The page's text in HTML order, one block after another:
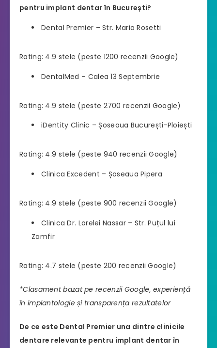
pentru implant dentar în București?
Dental Premier – Str. Maria Rosetti
Rating: 4.9 stele (peste 1200 recenzii Google)
DentalMed – Calea 13 Septembrie
Rating: 4.9 stele (peste 2700 recenzii Google)
iDentity Clinic – Șoseaua București-Ploiești
Rating: 4.9 stele (peste 940 recenzii Google)
Clinica Excedent – Șoseaua Pipera
Rating: 4.9 stele (peste 900 recenzii Google)
Clinica Dr. Lorelei Nassar – Str. Puțul lui
Zamfir
Rating: 4.7 stele (peste 200 recenzii Google)
*Clasament bazat pe recenzii Google, experiență
în implantologie și transparența rezultatelor
De ce este Dental Premier una dintre clinicile
dentare relevante pentru implant dentar în